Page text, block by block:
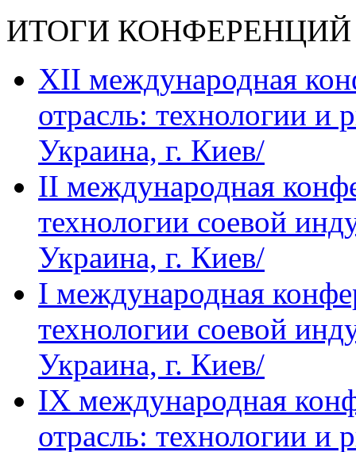
ИТОГИ КОНФЕРЕНЦИЙ
ХII международная
отрасль: технологии и
Украина, г. Киев/
IІ международная
технологии соевой
Украина, г. Киев/
I международная
технологии соевой
Украина, г. Киев/
IХ международная
отрасль: технологии и